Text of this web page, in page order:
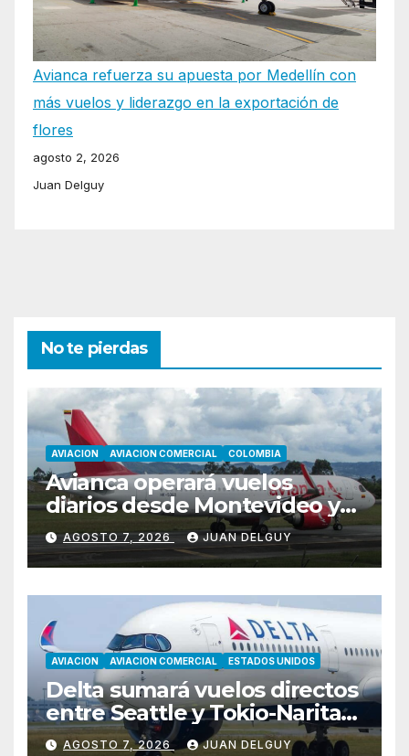
Avianca refuerza su apuesta por Medellín con
más vuelos y liderazgo en la exportación de
flores
agosto 2, 2026
Juan Delguy
No te pierdas
AVIACION AVIACION COMERCIAL COLOMBIA
Avianca operará vuelos
diarios desde Montevideo y
Asunción hacia Bogotá
AGOSTO 7, 2026 JUAN DELGUY
AVIACION AVIACION COMERCIAL ESTADOS UNIDOS
Delta sumará vuelos directos
entre Seattle y Tokio-Narita
desde marzo de 2027
AGOSTO 7, 2026 JUAN DELGUY